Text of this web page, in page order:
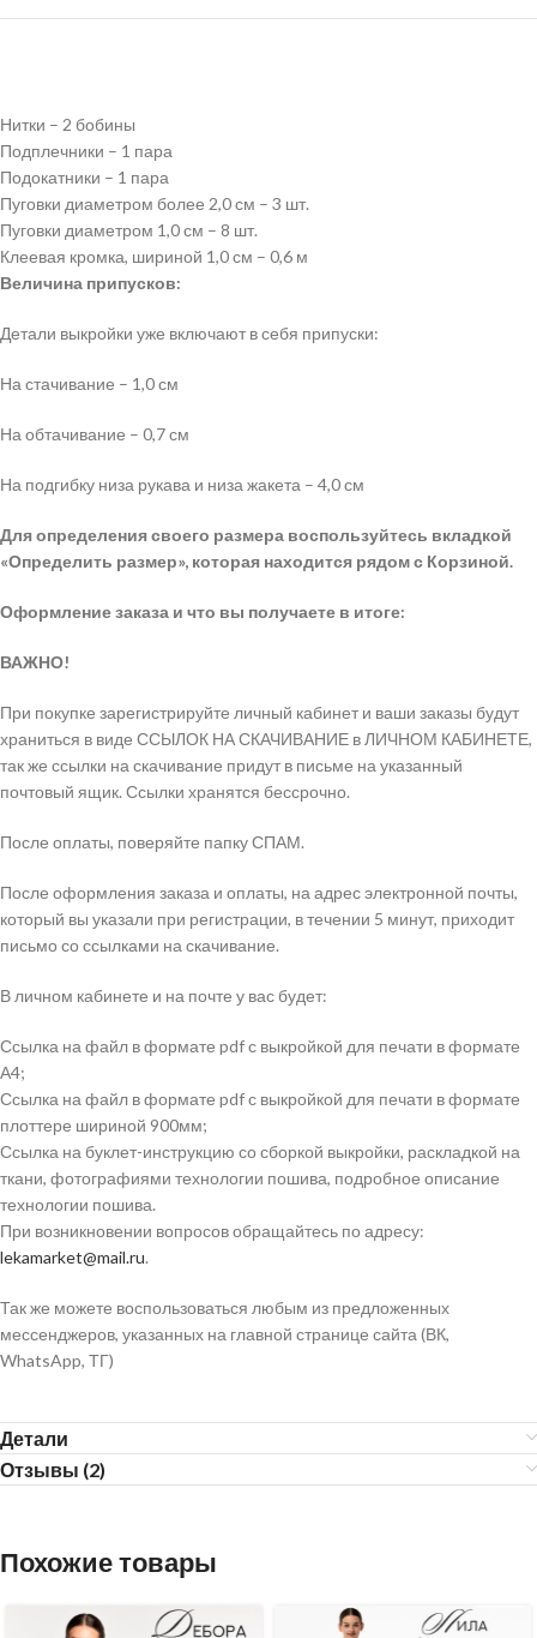
Нитки – 2 бобины
Подплечники – 1 пара
Подокатники – 1 пара
Пуговки диаметром более 2,0 см – 3 шт.
Пуговки диаметром 1,0 см – 8 шт.
Клеевая кромка, шириной 1,0 см – 0,6 м
Величина припусков:
Детали выкройки уже включают в себя припуски:
На стачивание – 1,0 см
На обтачивание – 0,7 см
На подгибку низа рукава и низа жакета – 4,0 см
Для определения своего размера воспользуйтесь вкладкой
«Определить размер», которая находится рядом с Корзиной.
Оформление заказа и что вы получаете в итоге:
ВАЖНО!
При покупке зарегистрируйте личный кабинет и ваши заказы будут
храниться в виде ССЫЛОК НА СКАЧИВАНИЕ в ЛИЧНОМ КАБИНЕТЕ,
так же ссылки на скачивание придут в письме на указанный
почтовый ящик. Ссылки хранятся бессрочно.
После оплаты, поверяйте папку СПАМ.
После оформления заказа и оплаты, на адрес электронной почты,
который вы указали при регистрации, в течении 5 минут, приходит
письмо со ссылками на скачивание.
В личном кабинете и на почте у вас будет:
Ссылка на файл в формате pdf с выкройкой для печати в формате
А4;
Ссылка на файл в формате pdf с выкройкой для печати в формате
плоттере шириной 900мм;
Ссылка на буклет-инструкцию со сборкой выкройки, раскладкой на
ткани, фотографиями технологии пошива, подробное описание
технологии пошива.
При возникновении вопросов обращайтесь по адресу:
lekamarket@mail.ru.
Так же можете воспользоваться любым из предложенных
мессенджеров, указанных на главной странице сайта (ВК,
WhatsApp, ТГ)
Детали
Отзывы (2)
Похожие товары